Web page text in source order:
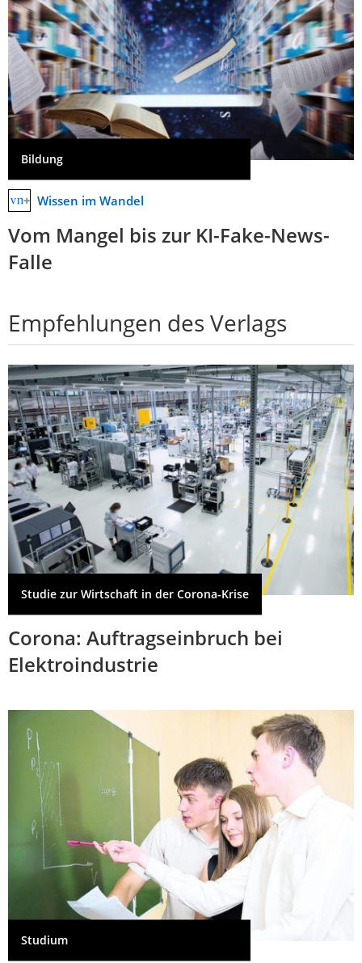
Bildung
Wissen im Wandel
Vom Mangel bis zur KI-Fake-News-
Falle
Empfehlungen des Verlags
Studie zur Wirtschaft in der Corona-Krise
Corona: Auftragseinbruch bei
Elektroindustrie
Studium